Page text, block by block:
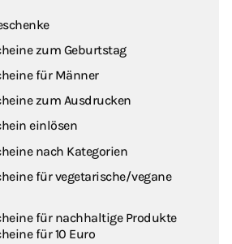
für 10 Euro
zum Geburtstag
für Männer
zum Ausdrucken
einlösen
nach Kategorien
für vegetarische / vegane
für nachhaltige Produkte